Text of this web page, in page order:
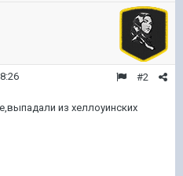
#2
из хеллоуинских